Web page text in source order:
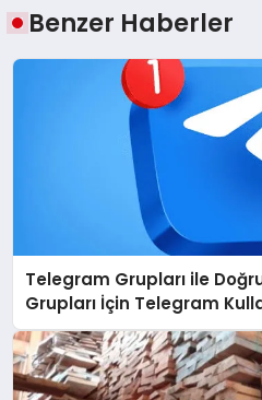
Benzer Haberler
Telegram Grupları ile
Grupları İçin Telegram